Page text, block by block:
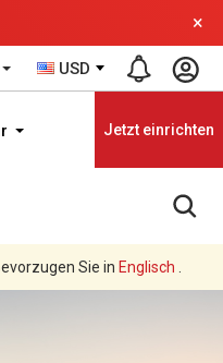
×
USD
Jetzt einrichten
Sie in Englisch .